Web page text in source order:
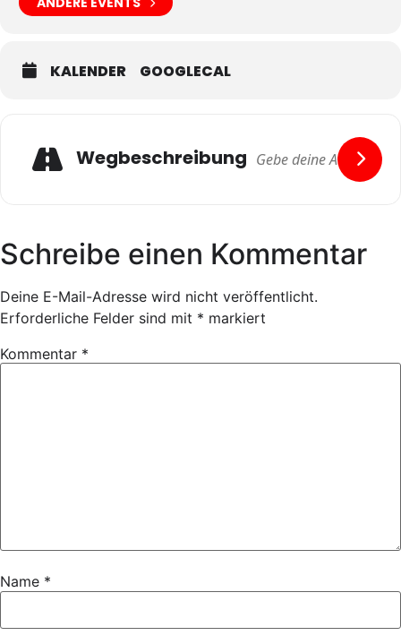
KALENDER GOOGLECAL
Wegbeschreibung
Schreibe einen Kommentar
Deine E-Mail-Adresse wird nicht veröffentlicht.
Erforderliche Felder sind mit * markiert
Kommentar *
Name *